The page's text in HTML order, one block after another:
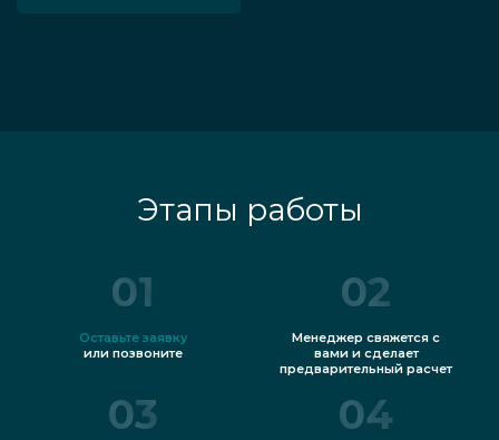
Этапы работы
01
Оставьте заявку
или позвоните
02
Менеджер свяжется с
вами и сделает
предварительный расчет
03 04